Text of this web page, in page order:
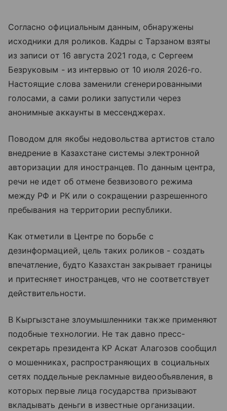
Согласно официальным данным, обнаружены
исходники для роликов. Кадры с Тарзаном взяты
из записи от 16 августа 2021 года, с Сергеем
Безруковым - из интервью от 10 июля 2026-го.
Настоящие слова заменили сгенерированными
голосами, а сами ролики запустили через
анонимные аккаунты в мессенджерах.
Поводом для якобы недовольства артистов стало
внедрение в Казахстане системы электронной
авторизации для иностранцев. По данным центра,
речи не идет об отмене безвизового режима
между РФ и РК или о сокращении разрешенного
пребывания на территории республики.
Как отметили в Центре по борьбе с
дезинформацией, цель таких роликов - создать
впечатление, будто Казахстан закрывает границы
и притесняет иностранцев, что не соответствует
действительности.
В Кыргызстане злоумышленники также применяют
подобные технологии. Не так давно пресс-
секретарь президента КР Аскат Алагозов сообщил
о мошенниках, распространяющих в социальных
сетях поддельные рекламные видеообъявления, в
которых первые лица государства призывают
вкладывать деньги в известные организации.